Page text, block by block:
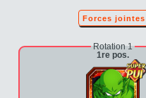
Forces jointes
Rotation 1
1re pos.